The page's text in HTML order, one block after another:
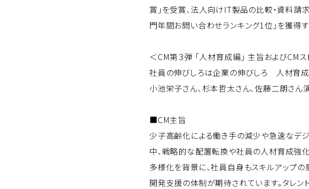
賞」を受賞、法人向けIT製品の比較・資料請
門年間お問い合わせランキング1位」を獲得
＜CM第３弾 「人材育成編」 主旨およびCM
社員の伸びしろは企業の伸びしろ 人材育
小池栄子さん、杉本哲太さん、佐藤二朗さ
■CM主旨
少子高齢化による働き手の減少や急速なデ
中、戦略的な配置転換や社員の人材育成強
多様化を背景に、社員自身もスキルアップ
開発支援の体制が期待されています。タレ